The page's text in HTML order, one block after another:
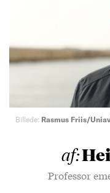
Billede: Rasmus Friis/
af:
Professor